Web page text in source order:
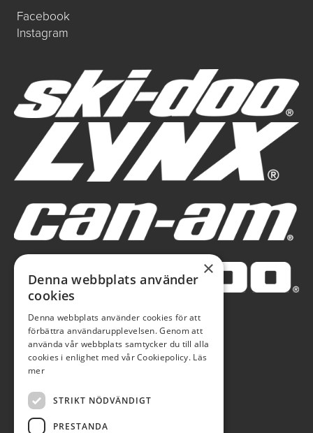
Facebook
Instagram
×
Denna webbplats använder
cookies
Denna webbplats använder cookies för att
förbättra användarupplevelsen. Genom att
använda vår webbplats samtycker du till alla
cookies i enlighet med vår Cookiepolicy. Läs
mer
STRIKT NÖDVÄNDIGT
PRESTANDA